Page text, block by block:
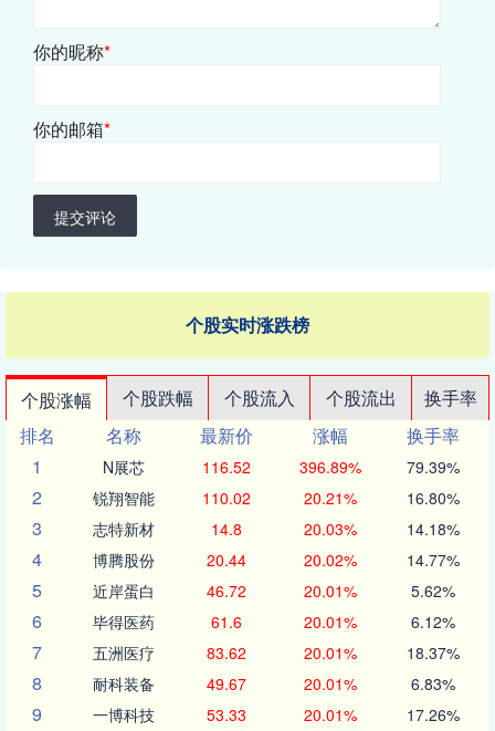
你的昵称*
你的邮箱*
提交评论
个股实时涨跌榜
个股涨幅 个股跌幅 个股流入 个股流出
换手率
排名
名称 最新价 涨幅
换手率
1
N展芯 116.52 396.89% 79.39%
2 锐翔智能 110.02 20.21% 16.80%
3 志特新材 14.8 20.03% 14.18%
4 博腾股份 20.44 20.02% 14.77%
5 近岸蛋白 46.72 20.01% 5.62%
6 毕得医药 61.6 20.01% 6.12%
7 五洲医疗 83.62 20.01% 18.37%
8 耐科装备 49.67 20.01% 6.83%
9 一博科技 53.33 20.01% 17.26%